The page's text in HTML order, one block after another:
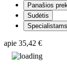
Panašios
Sudėtis
Specialistams
apie 35,42 €